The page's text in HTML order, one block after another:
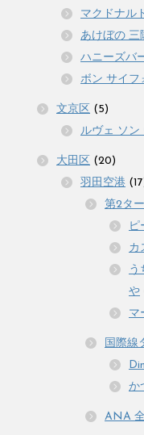
マクドナル
あけぼの 三
ハニーズバ
ボン サイフ
文京区 (5)
ルヴェ ソン
大田区 (20)
羽田空港
第2タ
ピ
カ
う
や
マ
国際線
か
ANA